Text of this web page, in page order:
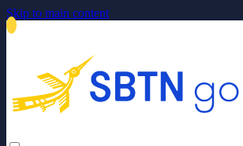
Skip to main content